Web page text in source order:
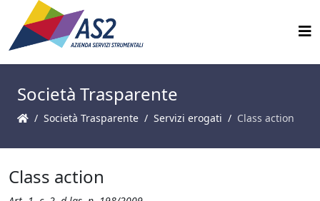
Società Trasparente
Società Trasparente Servizi erogati Class action
Class action